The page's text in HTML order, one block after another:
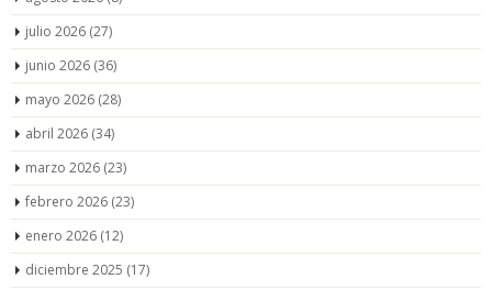
julio 2026 (27)
junio 2026 (36)
mayo 2026 (28)
abril 2026 (34)
marzo 2026 (23)
febrero 2026 (23)
enero 2026 (12)
diciembre 2025 (17)